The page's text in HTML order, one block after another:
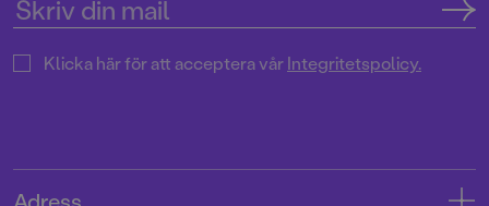
Klicka här för att acceptera vårIntegritetspolicy.